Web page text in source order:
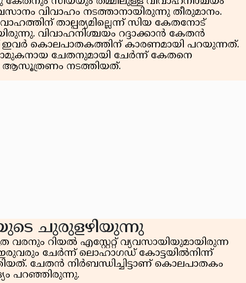
വിവാഹം നടത്താനായിരുന്നു തീരുമാനം.
താല്പര്യമില്ലെന്ന് സിയ കേതനോട്
വിവാഹനിശ്ചയം റദ്ദാക്കാൻ കേതൻ
ഇവർ കൊലപാതകത്തിന് കാരണമായി പറയുന്നത്.
ചേതനുമായി ചേർന്ന് കേതനെ
ആസൂത്രണം നടത്തിയത്.
ചുരുളഴിയുന്നു
റിയൽ എസ്റ്റേറ്റ് വ്യവസായിയുമായിരുന്ന
ചേർന്ന് ലൊഹാഗഡ് കോട്ടയിൽനിന്ന്
ചേതൻ നിർബന്ധിച്ചിട്ടാണ് കൊലപാതകം
പറഞ്ഞിരുന്നു.